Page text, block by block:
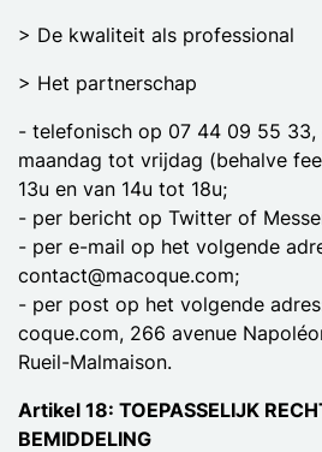
> De kwaliteit als professional
> Het partnerschap
- telefonisch op 07 44 09 55 33,
maandag tot vrijdag (behalve
13u en van 14u tot 18u;
- per bericht op Twitter of
- per e-mail op het volgende
contact@macoque.com;
- per post op het volgende
coque.com, 266 avenue
Rueil-Malmaison.
Artikel 18: TOEPASSELIJK
BEMIDDELING